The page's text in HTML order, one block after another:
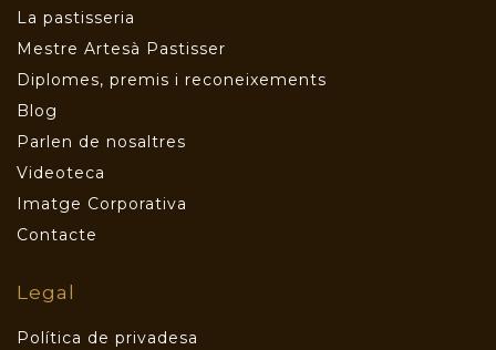
La pastisseria
Mestre Artesà Pastisser
Diplomes, premis i reconeixements
Blog
Parlen de nosaltres
Videoteca
Imatge Corporativa
Contacte
Legal
Política de privadesa